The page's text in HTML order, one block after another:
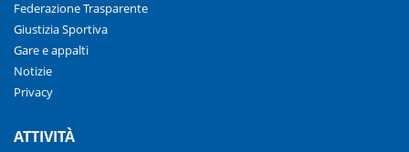
Federazione Trasparente
Giustizia Sportiva
Gare e appalti
Notizie
Privacy
ATTIVITÀ